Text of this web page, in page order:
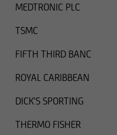
MEDTRONIC PLC
TSMC
FIFTH THIRD BANC
ROYAL CARIBBEAN
DICK'S SPORTING
THERMO FISHER